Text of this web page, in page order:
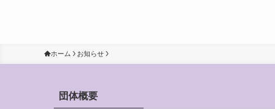
ホーム お知らせ
団体概要